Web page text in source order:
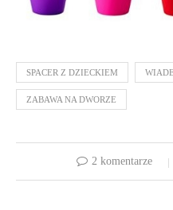
SPACER Z DZIECKIEM
ZABAWA NA DWORZE
2 komentarze